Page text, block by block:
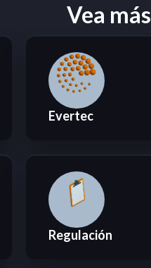
Vea más
Evertec
Regulación